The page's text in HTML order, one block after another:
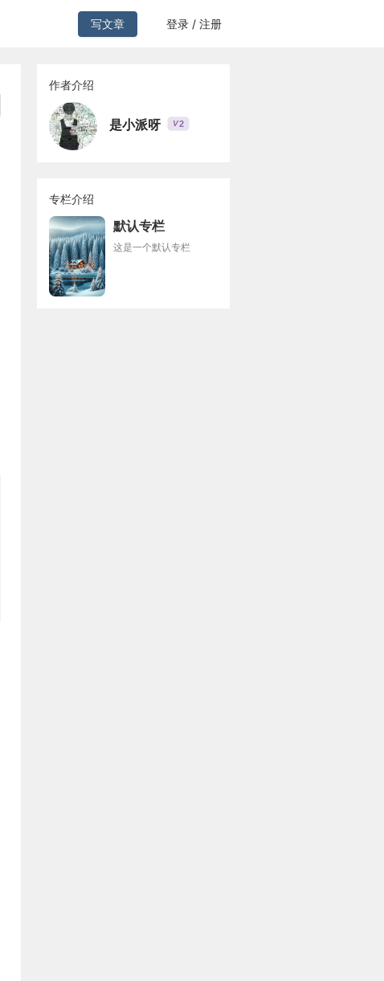
写文章 登录 / 注册
作者介绍
是小派呀 V2
专栏介绍
默认专栏
这是一个默认专栏